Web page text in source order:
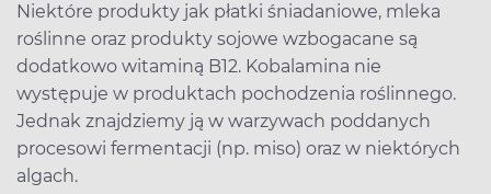
Niektóre produkty jak płatki śniadaniowe, mleka
roślinne oraz produkty sojowe wzbogacane są
dodatkowo witaminą B12. Kobalamina nie
występuje w produktach pochodzenia roślinnego.
Jednak znajdziemy ją w warzywach poddanych
procesowi fermentacji (np. miso) oraz w niektórych
algach.